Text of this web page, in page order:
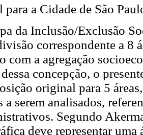
para a Cidade de São
da Inclusão/Exclusão
correspondente a 8
com a agregação
concepção, o
original para 5
a serem analisados,
Segundo
deve representar